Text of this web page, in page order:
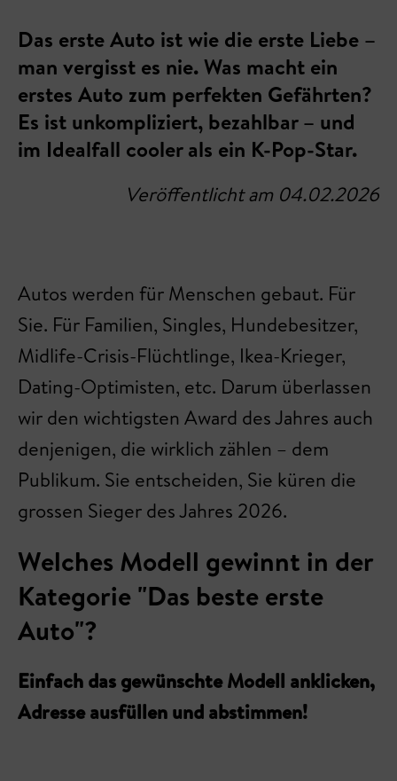
Das erste Auto ist wie die erste Liebe –
man vergisst es nie. Was macht ein
erstes Auto zum perfekten Gefährten?
Es ist unkompliziert, bezahlbar – und
im Idealfall cooler als ein K-Pop-Star.
Veröffentlicht am 04.02.2026
Autos werden für Menschen gebaut. Für
Sie. Für Familien, Singles, Hundebesitzer,
Midlife-Crisis-Flüchtlinge, Ikea-Krieger,
Dating-Optimisten, etc. Darum überlassen
wir den wichtigsten Award des Jahres auch
denjenigen, die wirklich zählen – dem
Publikum. Sie entscheiden, Sie küren die
grossen Sieger des Jahres 2026.
Welches Modell gewinnt in der
Kategorie "Das beste erste
Auto"?
Einfach das gewünschte Modell anklicken,
Adresse ausfüllen und abstimmen!